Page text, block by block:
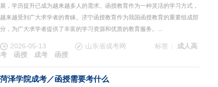
展，学历提升已成为越来越多人的需求。函授教育作为一种灵活的学习方式，
越来越受到广大求学者的青睐。济宁函授教育作为我国函授教育的重要组成部
分，为广大求学者提供了丰富的学习资源和优质的教育服务。...
2026-05-13 山东省成考网 标签：
成人高
考
函授 成考 函授
菏泽学院成考／函授需要考什么